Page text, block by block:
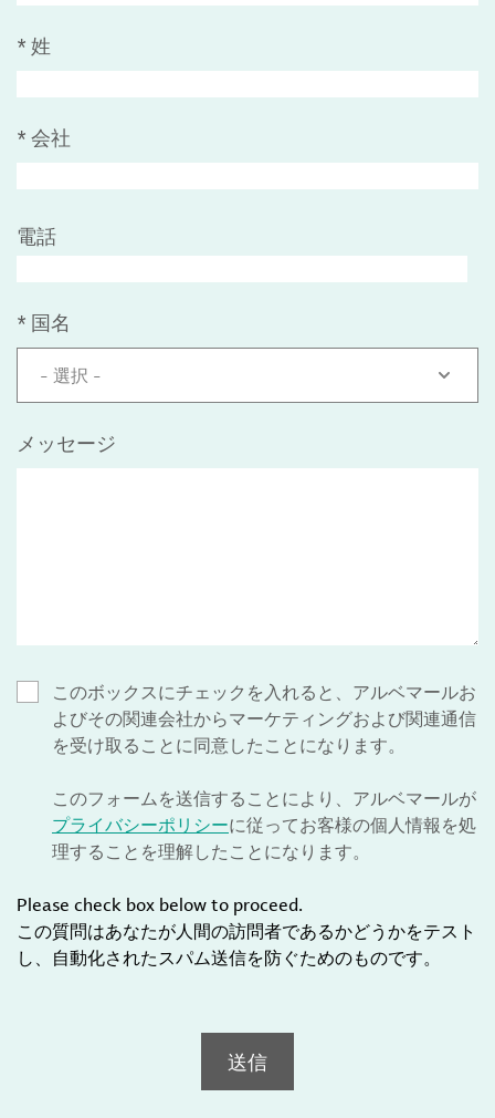
* 姓
* 会社
電話
* 国名
- 選択 -
メッセージ
このボックスにチェックを入れると、アルベマールお
よびその関連会社からマーケティングおよび関連通信
を受け取ることに同意したことになります。
このフォームを送信することにより、アルベマールが
プライバシーポリシーに従ってお客様の個人情報を処
理することを理解したことになります。
Please check box below to proceed.
この質問はあなたが人間の訪問者であるかどうかをテスト
し、自動化されたスパム送信を防ぐためのものです。
送信